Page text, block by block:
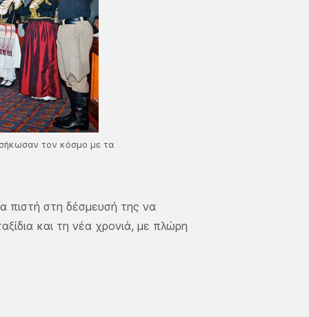
τον κόσμο με τα
πιστή στη δέσμευσή της να
και τη νέα χρονιά, με πλώρη